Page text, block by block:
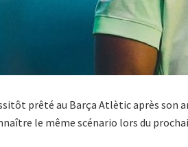
prêté au Barça Atlètic après son
le même scénario lors du